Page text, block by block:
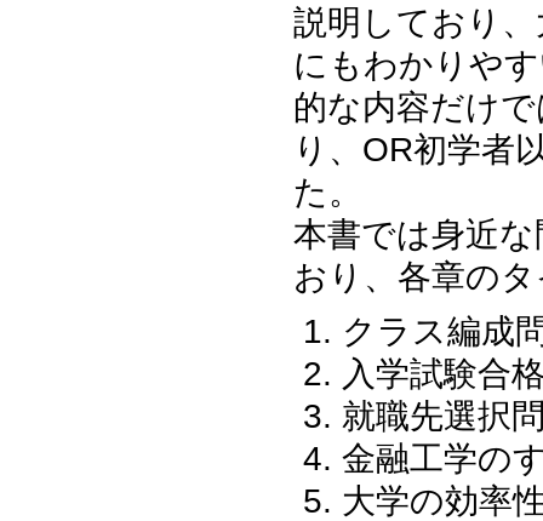
説明しており
にもわかりや
的な内容だけ
り、OR初学者
た。
本書では身近
おり、各章の
クラス編成
入学試験合
就職先選択
金融工学の
大学の効率